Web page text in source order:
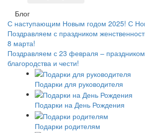
Блог
С наступающим Новым годом 2025! С
Поздравляем с праздником
8 марта!
Поздравляем с 23 февраля –
благородства и чести!
Подарки для руководителя
Подарки на День Рождения
Подарки родителям